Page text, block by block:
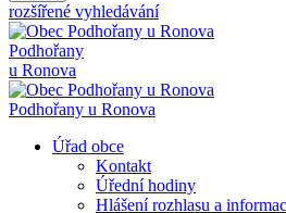
rozšířené vyhledávání
Podhořany
u Ronova
Podhořany u Ronova
Úřad obce
Kontakt
Úřední hodiny
Hlášení rozhlasu a